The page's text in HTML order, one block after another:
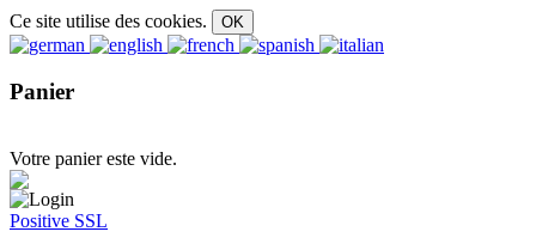
Ce site utilise des cookies.
Panier
Votre panier este vide.
Positive SSL